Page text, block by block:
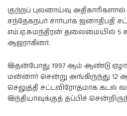
குற்றப் புலனாய்வு
சந்தேகநபர் சார்பாக ஜனாதிபதி
எம்.ஏ.சுமந்திரன் தலைமையில் 5
ஆஜராகினர்.
இதன்போது 1997 ஆம் ஆண்டு
மன்னார் சென்று அங்கிருந்து 12
செலுத்தி சட்டவிரோதமாக கடல்
இந்தியாவுக்குத் தப்பிச்